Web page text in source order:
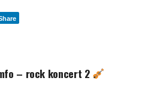
– rock koncert 2